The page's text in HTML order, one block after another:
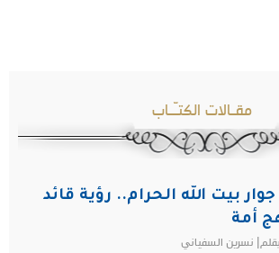
مقـالات الكتـّـاب
بيت الله الحرام.. رؤية قائد
أمة
بقلم| نسرين السفياني